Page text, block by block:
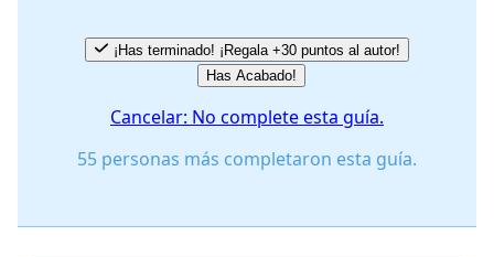
Cancelar Publicar comentario
¡Has terminado! ¡Regala +30 puntos al autor!
Has Acabado!
Cancelar: No complete esta guía.
55 personas más completaron esta guía.